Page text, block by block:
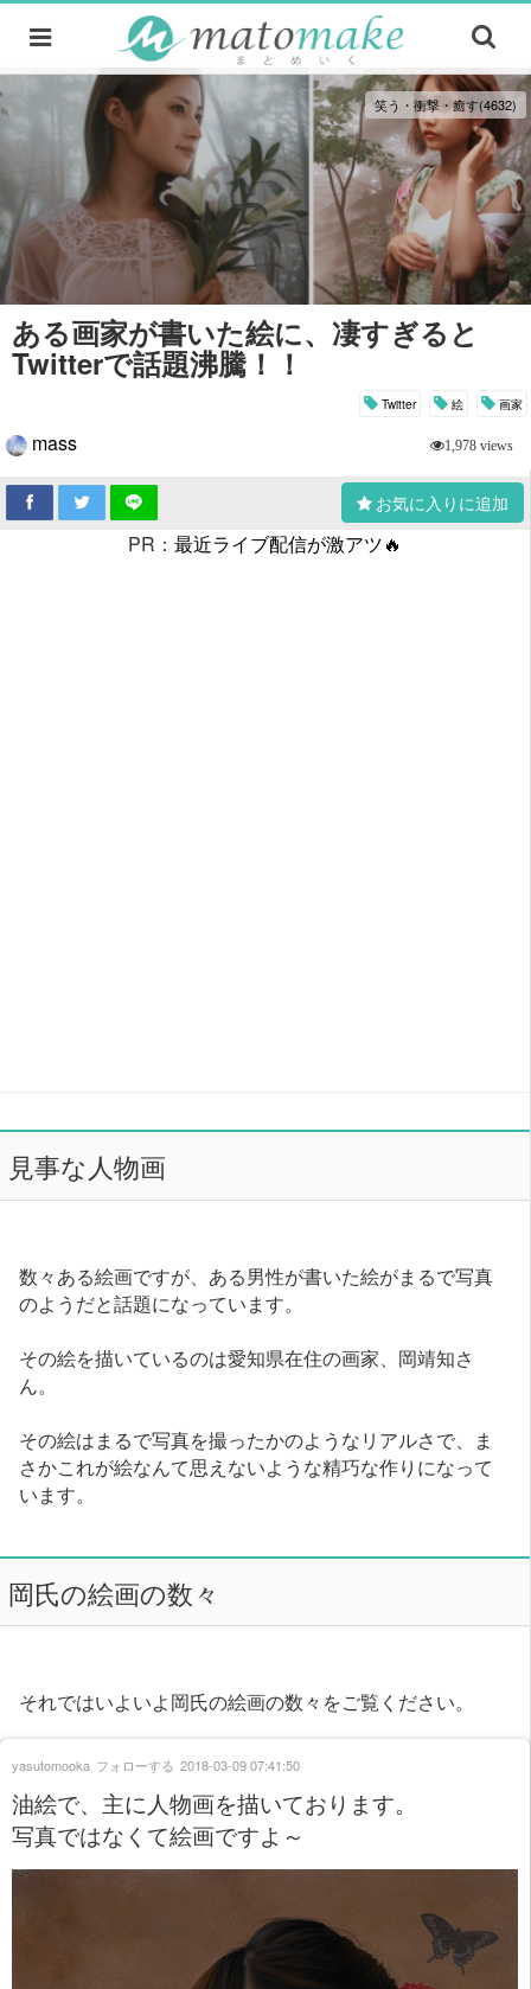
笑う・衝撃・癒す(4632)
ある画家が書いた絵に、凄すぎると
Twitterで話題沸騰！！
Twitter 絵 画家
mass 1,978 views
お気に入りに追加
PR： 最近ライブ配信が激アツ🔥
見事な人物画
数々ある絵画ですが、ある男性が書いた絵がまるで写真
のようだと話題になっています。
その絵を描いているのは愛知県在住の画家、岡靖知さ
ん。
その絵はまるで写真を撮ったかのようなリアルさで、ま
さかこれが絵なんて思えないような精巧な作りになって
います。
岡氏の絵画の数々
それではいよいよ岡氏の絵画の数々をご覧ください。
油絵で、主に人物画を描いております。
写真ではなくて絵画ですよ～
yasutomooka フォローする 2018-03-09 07:41:50